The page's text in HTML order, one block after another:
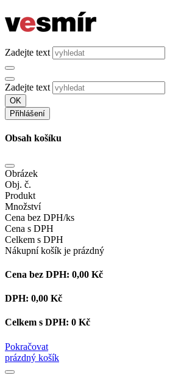
Zadejte text
Zadejte text
OK
Přihlášení
Obsah košíku
Obrázek
Obj. č.
Produkt
Množství
Cena bez DPH/ks
Cena s DPH
Celkem s DPH
Nákupní košík je prázdný
Cena bez DPH: 0,00 Kč
DPH: 0,00 Kč
Celkem s DPH: 0 Kč
Pokračovat
prázdný košík